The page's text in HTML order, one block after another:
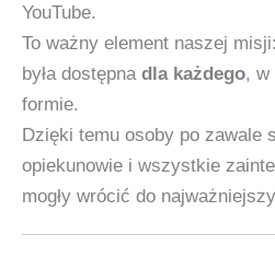
YouTube.
To ważny element naszej
była dostępna dla każdego, w
formie.
Dzięki temu osoby po zawale
opiekunowie i wszystkie
mogły wrócić do